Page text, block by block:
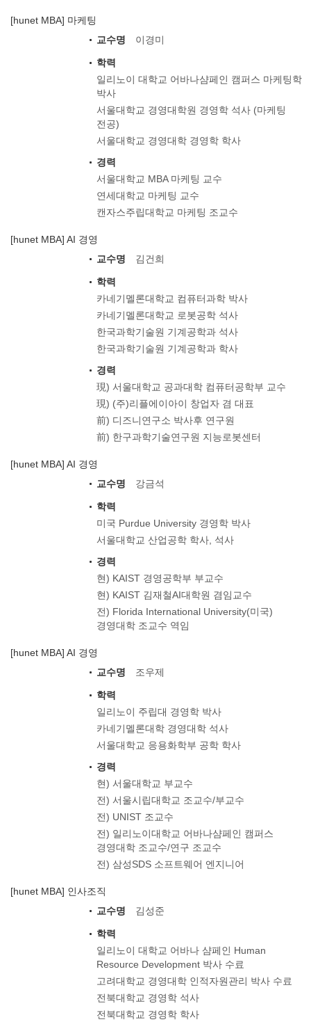
[hunet MBA] 마케팅
교수명
이경미
학력
일리노이 대학교 어바나샴페인 캠퍼스 마케팅학
박사
서울대학교 경영대학원 경영학 석사 (마케팅
전공)
서울대학교 경영대학 경영학 학사
경력
서울대학교 MBA 마케팅 교수
연세대학교 마케팅 교수
캔자스주립대학교 마케팅 조교수
[hunet MBA] AI 경영
교수명
김건희
학력
카네기멜론대학교 컴퓨터과학 박사
카네기멜론대학교 로봇공학 석사
한국과학기술원 기계공학과 석사
한국과학기술원 기계공학과 학사
경력
現) 서울대학교 공과대학 컴퓨터공학부 교수
現) (주)리플에이아이 창업자 겸 대표
前) 디즈니연구소 박사후 연구원
前) 한구과학기술연구원 지능로봇센터
[hunet MBA] AI 경영
교수명
강금석
학력
미국 Purdue University 경영학 박사
서울대학교 산업공학 학사, 석사
경력
현) KAIST 경영공학부 부교수
현) KAIST 김재철AI대학원 겸임교수
전) Florida International University(미국)
경영대학 조교수 역임
[hunet MBA] AI 경영
교수명
조우제
학력
일리노이 주립대 경영학 박사
카네기멜론대학 경영대학 석사
서울대학교 응용화학부 공학 학사
경력
현) 서울대학교 부교수
전) 서울시립대학교 조교수/부교수
전) UNIST 조교수
전) 일리노이대학교 어바나샴페인 캠퍼스
경영대학 조교수/연구 조교수
전) 삼성SDS 소프트웨어 엔지니어
[hunet MBA] 인사조직
교수명
김성준
학력
일리노이 대학교 어바나 샴페인 Human
Resource Development 박사 수료
고려대학교 경영대학 인적자원관리 박사 수료
전북대학교 경영학 석사
전북대학교 경영학 학사